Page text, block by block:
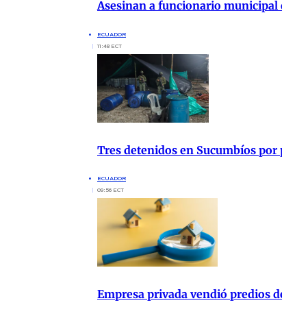
Asesinan a funcionario
ECUADOR
11:48 ECT
Tres detenidos en Sucumbíos
ECUADOR
09:56 ECT
Empresa privada vendió predios